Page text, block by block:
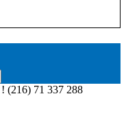
(216) 71 337 288